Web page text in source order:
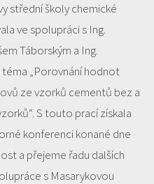
střední školy chemické
ve spolupráci s Ing.
Táborským a Ing.
„Porovnání hodnot
ze vzorků cementů bez a
S touto prací získala
konferenci konané dne
a přejeme řadu dalších
s Masarykovou